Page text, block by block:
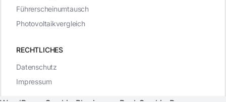
RECHTLICHES
Datenschutz
Impressum
Führerscheinumtausch
Photovoltaikvergleich